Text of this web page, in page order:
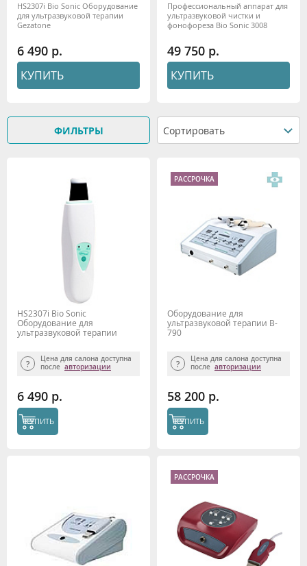
HS2307i Bio Sonic Оборудование
для ультразвуковой терапии
Gezatone
6 490
КУПИТЬ
Профессиональный аппарат для
ультразвуковой чистки и
фонофореза Bio Sonic 3008
49 750
КУПИТЬ
Сортировать
ФИЛЬТРЫ
HS2307i Bio Sonic
Оборудование для
ультразвуковой терапии
Цена для салона доступна
после авторизации
6 490 р.
КУПИТЬ
Оборудование для
ультразвуковой терапии B-
790
Цена для салона доступна
после авторизации
58 200 р.
КУПИТЬ
РАССРОЧКА
РАССРОЧКА